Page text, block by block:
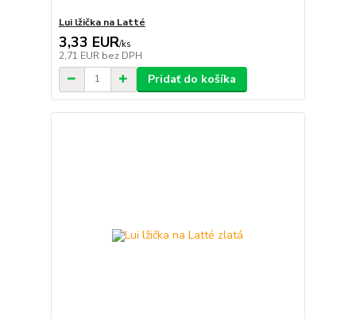
Lui lžička na Latté
3,33 EUR/ks
2,71 EUR bez DPH
Pridať do košíka